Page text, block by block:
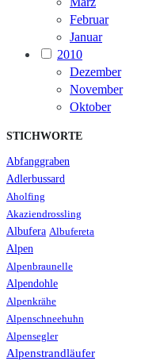
Februar
Januar
2010
Dezember
November
Oktober
STICHWORTE
Abfanggraben
Adlerbussard
Aholfing
Akaziendrossling
Albufera Albufereta
Alpen
Alpenbraunelle
Alpendohle
Alpenkrähe
Alpenschneehuhn
Alpensegler
Alpenstrandläufer